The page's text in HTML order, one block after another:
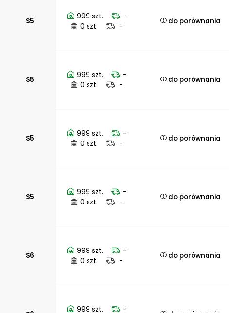
S5
999 szt.
-
0 szt.
-
do porównania
S5
999 szt.
-
0 szt.
-
do porównania
S5
999 szt.
-
0 szt.
-
do porównania
S5
999 szt.
-
0 szt.
-
do porównania
S6
999 szt.
-
0 szt.
-
do porównania
999 szt. -